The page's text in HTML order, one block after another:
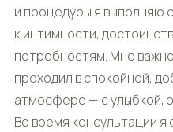
и процедуры я выполняю
к интимности,
потребностям. Мне
проходил в спокойной,
атмосфере — с улыбкой,
Во время консультации